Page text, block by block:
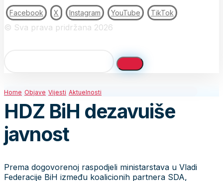
Facebook X Instagram YouTube TikTok
© Sva prava pridržana 2026
Home Objave Vijesti Aktuelnosti
HDZ BiH dezavuiše
javnost
Prema dogovorenoj raspodjeli ministarstava u Vladi
Federacije BiH između koalicionih partnera SDA,